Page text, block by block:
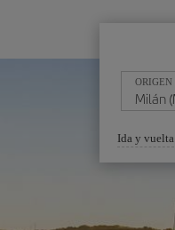
ORIGEN
Seleccione
una
opción
Ida y vuelta